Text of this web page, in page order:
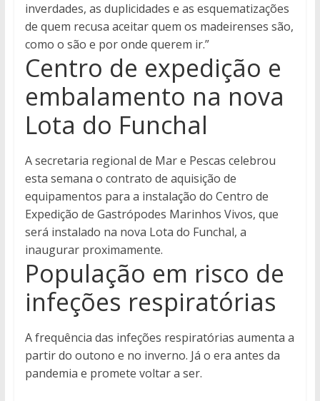
inverdades, as duplicidades e as esquematizações
de quem recusa aceitar quem os madeirenses são,
como o são e por onde querem ir.”
Centro de expedição e
embalamento na nova
Lota do Funchal
A secretaria regional de Mar e Pescas celebrou
esta semana o contrato de aquisição de
equipamentos para a instalação do Centro de
Expedição de Gastrópodes Marinhos Vivos, que
será instalado na nova Lota do Funchal, a
inaugurar proximamente.
População em risco de
infeções respiratórias
A frequência das infeções respiratórias aumenta a
partir do outono e no inverno. Já o era antes da
pandemia e promete voltar a ser.